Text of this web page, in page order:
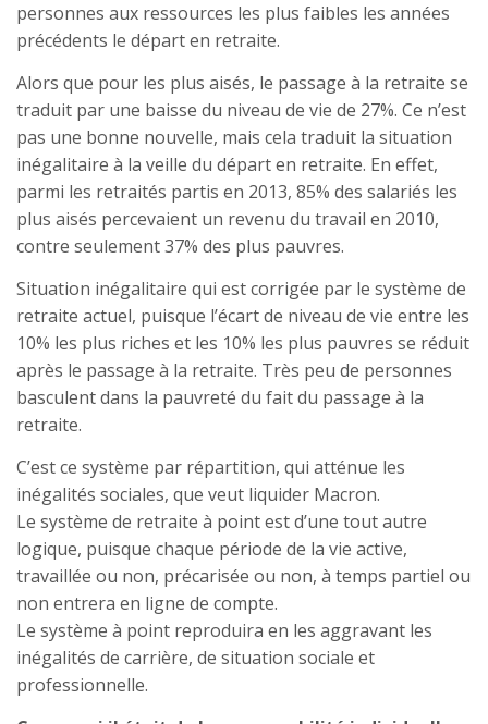
personnes aux ressources les plus faibles les années
précédents le départ en retraite.
Alors que pour les plus aisés, le passage à la retraite se
traduit par une baisse du niveau de vie de 27%. Ce n’est
pas une bonne nouvelle, mais cela traduit la situation
inégalitaire à la veille du départ en retraite. En effet,
parmi les retraités partis en 2013, 85% des salariés les
plus aisés percevaient un revenu du travail en 2010,
contre seulement 37% des plus pauvres.
Situation inégalitaire qui est corrigée par le système de
retraite actuel, puisque l’écart de niveau de vie entre les
10% les plus riches et les 10% les plus pauvres se réduit
après le passage à la retraite. Très peu de personnes
basculent dans la pauvreté du fait du passage à la
retraite.
C’est ce système par répartition, qui atténue les
inégalités sociales, que veut liquider Macron.
Le système de retraite à point est d’une tout autre
logique, puisque chaque période de la vie active,
travaillée ou non, précarisée ou non, à temps partiel ou
non entrera en ligne de compte.
Le système à point reproduira en les aggravant les
inégalités de carrière, de situation sociale et
professionnelle.